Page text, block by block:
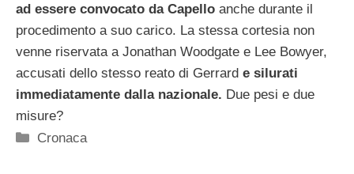
ad essere convocato da Capello anche durante il
procedimento a suo carico. La stessa cortesia non
venne riservata a Jonathan Woodgate e Lee Bowyer,
accusati dello stesso reato di Gerrard e silurati
immediatamente dalla nazionale. Due pesi e due
misure?
Categorie
Cronaca